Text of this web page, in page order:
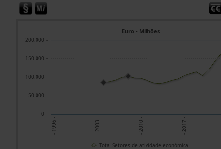
- 1996 - - 2003 - - 2010 - - 2017 -
Euro - Milhões
0
50.000
100.000
150.000
200.000
Total Setores de atividade económica